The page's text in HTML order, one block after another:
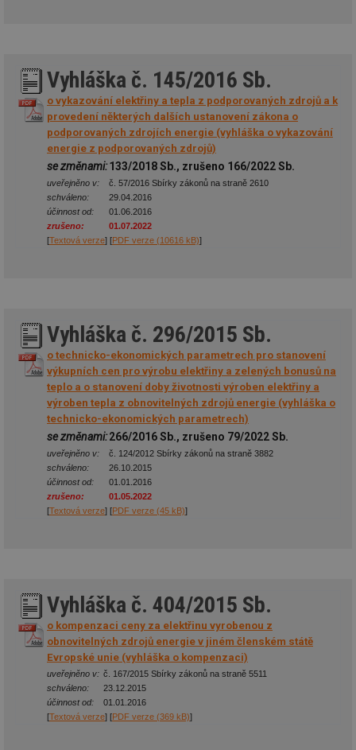
Vyhláška č. 145/2016 Sb.
o vykazování elektřiny a tepla z podporovaných zdrojů a k
provedení některých dalších ustanovení zákona o
podporovaných zdrojích energie (vyhláška o vykazování
energie z podporovaných zdrojů)
se změnami:133/2018 Sb., zrušeno 166/2022 Sb.
uveřejněno v:
č. 57/2016 Sbírky zákonů na straně 2610
schváleno:
29.04.2016
účinnost od:
01.06.2016
zrušeno:
01.07.2022
[Textová verze] [PDF verze (10616 kB)]
Vyhláška č. 296/2015 Sb.
o technicko-ekonomických parametrech pro stanovení
výkupních cen pro výrobu elektřiny a zelených bonusů na
teplo a o stanovení doby životnosti výroben elektřiny a
výroben tepla z obnovitelných zdrojů energie (vyhláška o
technicko-ekonomických parametrech)
se změnami:266/2016 Sb., zrušeno 79/2022 Sb.
uveřejněno v:
č. 124/2012 Sbírky zákonů na straně 3882
schváleno:
26.10.2015
účinnost od:
01.01.2016
zrušeno:
01.05.2022
[Textová verze] [PDF verze (45 kB)]
Vyhláška č. 404/2015 Sb.
o kompenzaci ceny za elektřinu vyrobenou z
obnovitelných zdrojů energie v jiném členském státě
Evropské unie (vyhláška o kompenzaci)
uveřejněno v: č. 167/2015 Sbírky zákonů na straně 5511
schváleno:
23.12.2015
účinnost od:
01.01.2016
[Textová verze] [PDF verze (369 kB)]